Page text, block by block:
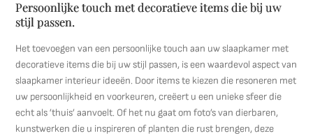
Persoonlijke touch met decoratieve items die bij uw
stijl passen.
Het toevoegen van een persoonlijke touch aan uw slaapkamer met
decoratieve items die bij uw stijl passen, is een waardevol aspect van
slaapkamer interieur ideeën. Door items te kiezen die resoneren met
uw persoonlijkheid en voorkeuren, creëert u een unieke sfeer die
echt als ’thuis’ aanvoelt. Of het nu gaat om foto’s van dierbaren,
kunstwerken die u inspireren of planten die rust brengen, deze